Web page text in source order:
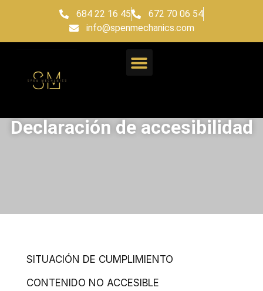
684 22 16 45
672 70 06 54
info@spenmechanics.com
Declaración de accesibilidad
SITUACIÓN DE CUMPLIMIENTO
CONTENIDO NO ACCESIBLE